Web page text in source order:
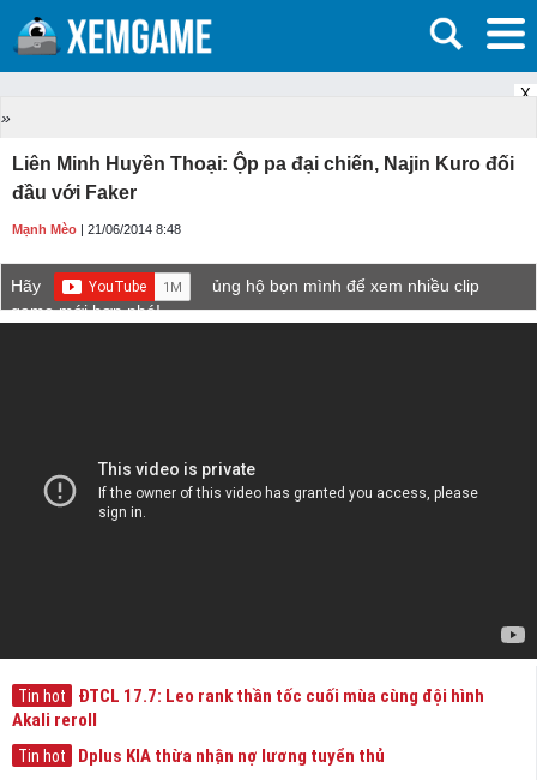
X
»
Liên Minh Huyền Thoại: Ộp pa đại chiến, Najin Kuro đối
đầu với Faker
Mạnh Mèo | 21/06/2014 8:48
Hãy
ủng hộ bọn mình để xem nhiều clip
game mới hơn nhé!
Tin hot
ĐTCL 17.7: Leo rank thần tốc cuối mùa cùng đội hình
Akali reroll
Tin hot Dplus KIA thừa nhận nợ lương tuyển thủ